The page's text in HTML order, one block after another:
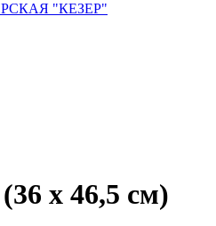
"КЕЗЕР"
х 46,5 см)